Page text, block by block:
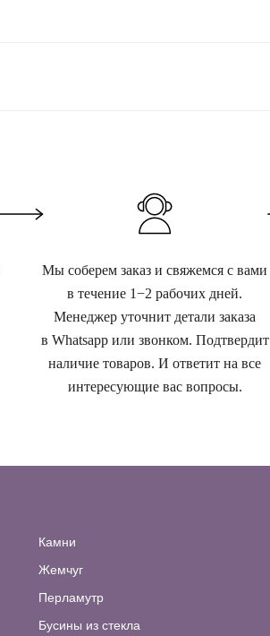
Мы соберем заказ и свяжемся с вами
в течение 1−2 рабочих дней.
Менеджер уточнит детали заказа
в Whatsapp или звонком. Подтвердит
наличие товаров. И ответит на все
интересующие вас вопросы.
Камни
Жемчуг
Перламутр
Бусины из стекла